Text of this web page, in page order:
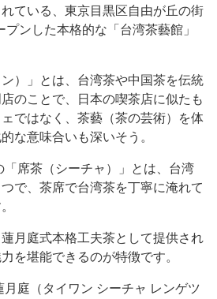
ている、東京目黒区自由が丘の街
ンした本格的な「台湾茶藝館」
ン）」とは、台湾茶や中国茶を伝統
のことで、日本の喫茶店に似たも
ではなく、茶藝（茶の芸術）を体
な意味合いも深いそう。
「席茶（シーチャ）」とは、台湾
で、茶席で台湾茶を丁寧に淹れて
月庭式本格工夫茶として提供され
を堪能できるのが特徴です。
庭（タイワン シーチャ レンゲツ